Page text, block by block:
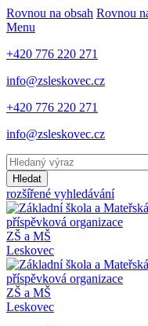
Rovnou na obsah Rovnou
Menu
+420 776 220 271
info@zsleskovec.cz
+420 776 220 271
info@zsleskovec.cz
Hledat
rozšířené vyhledávání
ZŠ a MŠ
Leskovec
ZŠ a MŠ
Leskovec